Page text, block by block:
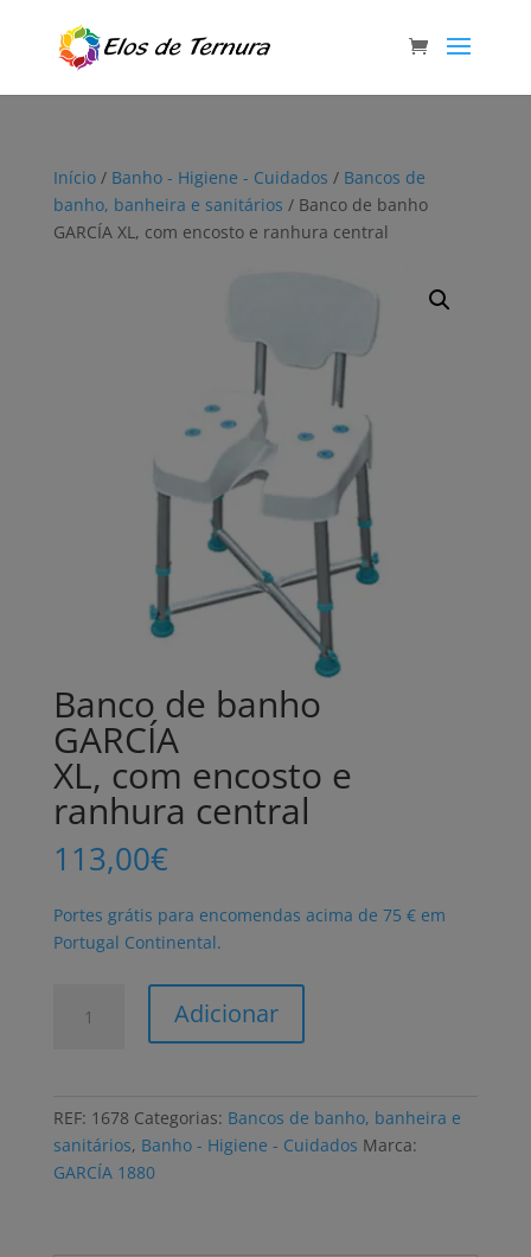
Início/ Banho - Higiene - Cuidados / Bancos de
banho, banheira e sanitários / Banco de banho
GARCÍA XL, com encosto e ranhura central
Banco de banho
GARCÍA
XL, com encosto e
ranhura central
113,00€
Portes grátis para encomendas acima de 75 € em
Portugal Continental.
GARCÍA
Adicionar
REF: 1678 Categorias: Bancos de banho, banheira e
sanitários, Banho - Higiene - Cuidados Marca:
GARCÍA 1880